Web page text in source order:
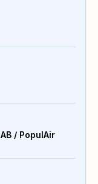
/ PopulAir